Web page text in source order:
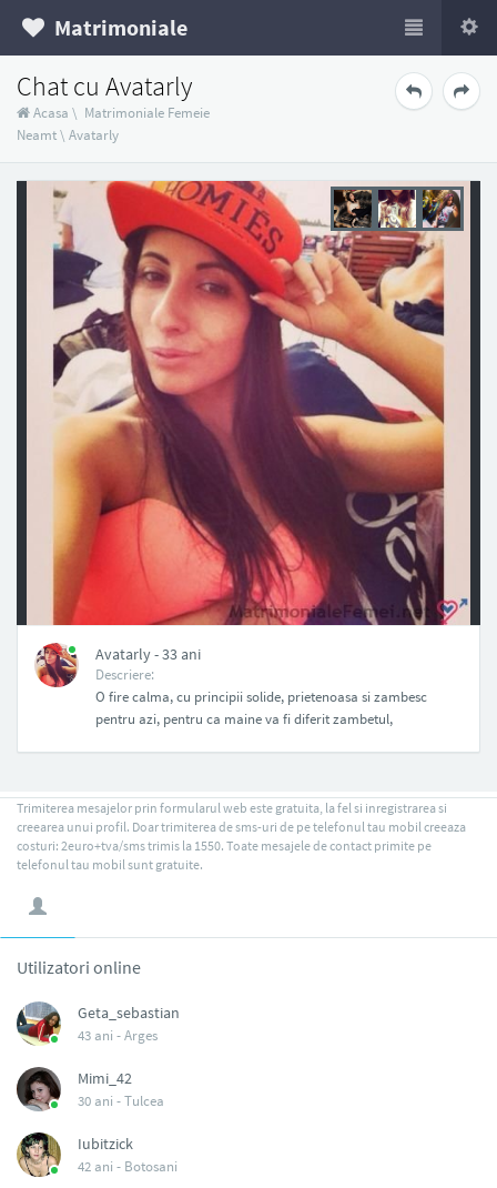
Matrimoniale
Chat cu Avatarly
Acasa \ Matrimoniale Femeie
Neamt\ Avatarly
Avatarly - 33 ani
Descriere:
O fire calma, cu principii solide, prietenoasa si zambesc
pentru azi, pentru ca maine va fi diferit zambetul,
Trimiterea mesajelor prin formularul web este gratuita, la fel si inregistrarea si
creearea unui profil. Doar trimiterea de sms-uri de pe telefonul tau mobil creeaza
costuri: 2euro+tva/sms trimis la 1550. Toate mesajele de contact primite pe
telefonul tau mobil sunt gratuite.
Utilizatori online
Geta_sebastian
43 ani -Arges
Mimi_42
30 ani -Tulcea
Iubitzick
42 ani - Botosani